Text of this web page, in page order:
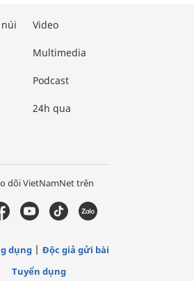
Video
Multimedia
Podcast
24h qua
dõi VietNamNet trên
dụng
Độc giả gửi bài
Tuyển dụng